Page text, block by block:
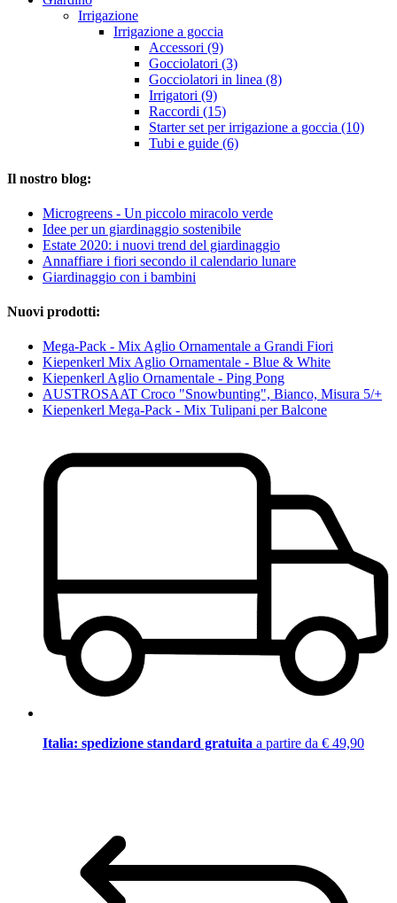
Irrigazione
Irrigazione a goccia
Accessori (9)
Gocciolatori (3)
Gocciolatori in linea (8)
Irrigatori (9)
Raccordi (15)
Starter set per irrigazione a goccia (10)
Tubi e guide (6)
Il nostro blog:
Microgreens - Un piccolo miracolo verde
Idee per un giardinaggio sostenibile
Estate 2020: i nuovi trend del giardinaggio
Annaffiare i fiori secondo il calendario lunare
Giardinaggio con i bambini
Nuovi prodotti:
Mega-Pack - Mix Aglio Ornamentale a Grandi Fiori
Kiepenkerl Mix Aglio Ornamentale - Blue & White
Kiepenkerl Aglio Ornamentale - Ping Pong
AUSTROSAAT Croco "Snowbunting", Bianco, Misura 5/+
Kiepenkerl Mega-Pack - Mix Tulipani per Balcone
Italia: spedizione standard gratuita a partire da € 49,90